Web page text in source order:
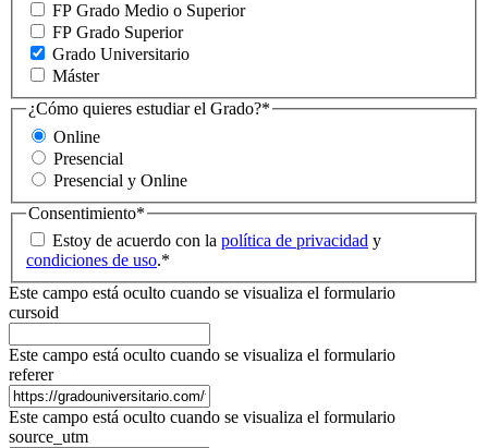
FP Grado Medio o Superior
FP Grado Superior
Grado Universitario
Máster
¿Cómo quieres estudiar el Grado?*
Online
Presencial
Presencial y Online
Consentimiento*
Estoy de acuerdo con la política de privacidad y
condiciones de uso.*
Este campo está oculto cuando se visualiza el formulario
cursoid
Este campo está oculto cuando se visualiza el formulario
referer
Este campo está oculto cuando se visualiza el formulario
source_utm